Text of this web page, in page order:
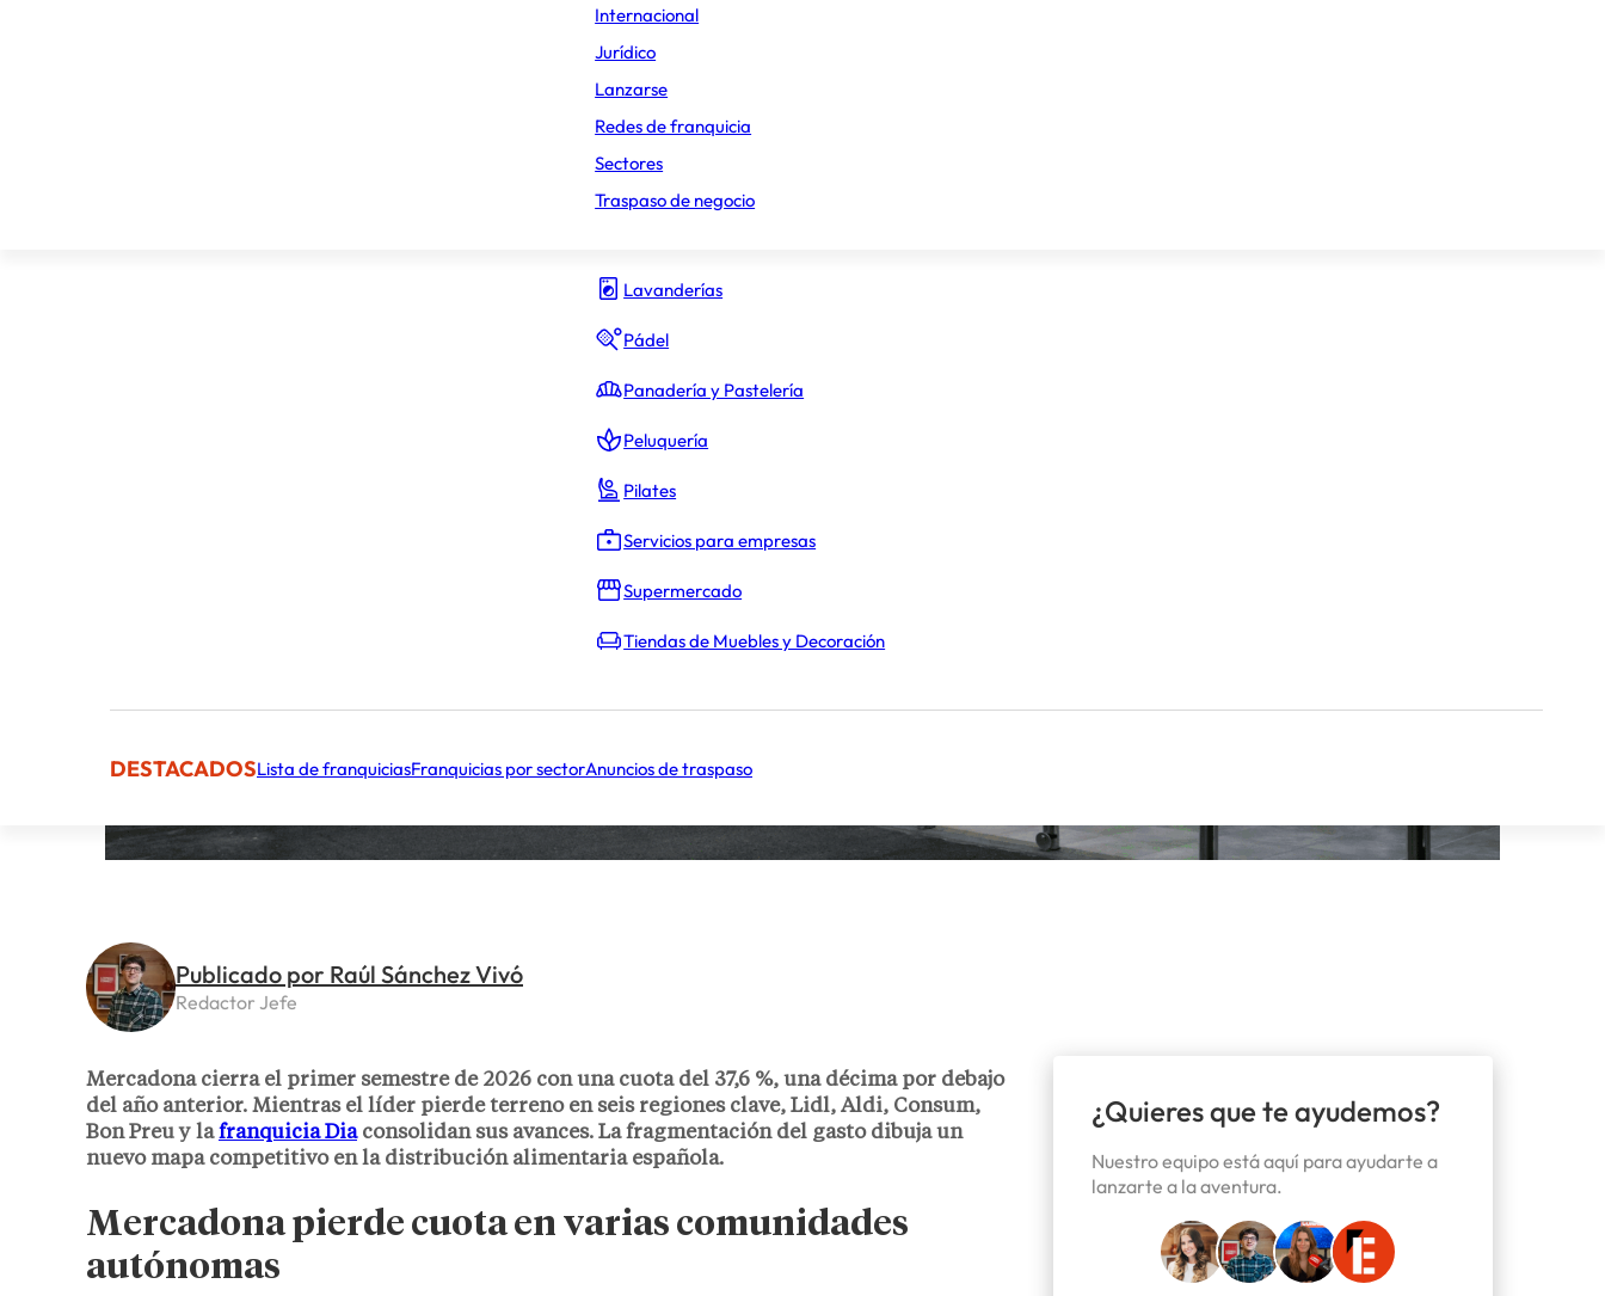
Hamburguesas
Heladerías
Hostelería y Restauración
Lavanderías
Pádel
Panadería y Pastelería
Peluquería
Pilates
Servicios para empresas
Supermercado
Tiendas de Muebles y Decoración
DESTACADOSLista de franquiciasFranquicias por sectorAnuncios de traspaso
Internacional
Jurídico
Lanzarse
Redes de franquicia
Sectores
Traspaso de negocio
Publicado por Raúl Sánchez Vivó
Redactor Jefe
Mercadona cierra el primer semestre de 2026 con una cuota del 37,6 %, una décima por debajo
del año anterior. Mientras el líder pierde terreno en seis regiones clave, Lidl, Aldi, Consum,
Bon Preu y lafranquicia Diaconsolidan sus avances. La fragmentación del gasto dibuja un
nuevo mapa competitivo en la distribución alimentaria española.
Mercadona pierde cuota en varias comunidades
autónomas
¿Quieres que te ayudemos?
Nuestro equipo está aquí para ayudarte a
lanzarte a la aventura.